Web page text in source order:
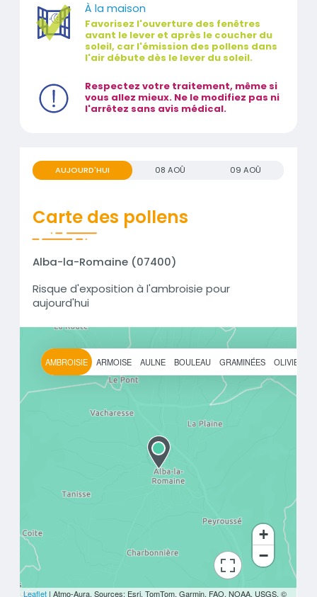
À la maison
Favorisez l'ouverture des fenêtres
avant le lever et après le coucher du
soleil, car l'émission des pollens dans
l'air débute dès le lever du soleil.
Respectez votre traitement, même si
vous allez mieux. Ne le modifiez pas ni
l'arrêtez sans avis médical.
AUJOURD'HUI 08 AOÛ 09 AOÛ
Carte des pollens
Alba-la-Romaine (07400)
Risque d'exposition à l'ambroisie pour
aujourd'hui
AMBROISIE ARMOISE AULNE BOULEAU GRAMINÉES OLIVIER
bouton d'actions
+
−
Leaflet| Atmo-Aura, Sources: Esri, TomTom, Garmin, FAO, NOAA, USGS, ©